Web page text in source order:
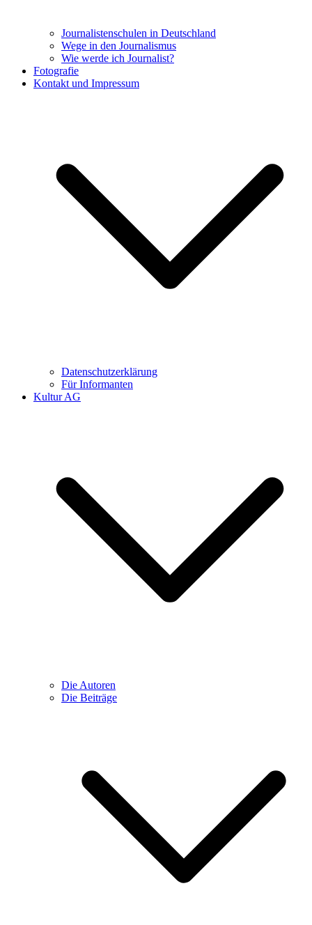
Journalistenschulen in Deutschland
Wege in den Journalismus
Wie werde ich Journalist?
Fotografie
Kontakt und Impressum
Datenschutzerklärung
Für Informanten
Kultur AG
Die Autoren
Die Beiträge